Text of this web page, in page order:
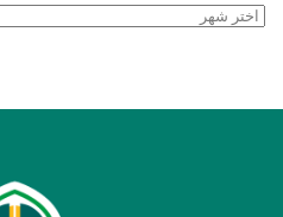
الأرشيف